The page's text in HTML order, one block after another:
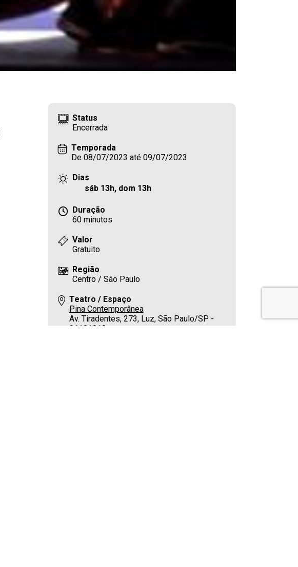
Status
Encerrada
Temporada
De 08/07/2023 até 09/07/2023
Dias
sáb 13h, dom 13h
Duração
60 minutos
Valor
Gratuito
Região
Centro / São Paulo
Teatro / Espaço
Pina Contemporânea
Av. Tiradentes, 273, Luz, São Paulo/SP -
01101010